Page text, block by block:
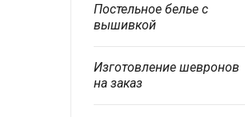
Постельное белье с
вышивкой
Изготовление шевронов
на заказ